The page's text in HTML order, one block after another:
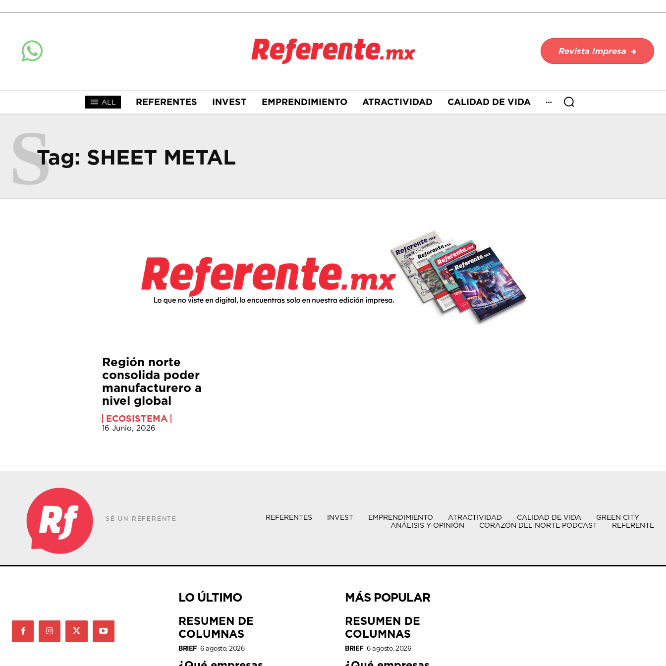
Revista Impresa
ALL REFERENTES INVEST EMPRENDIMIENTO ATRACTIVIDAD CALIDAD DE VIDA
Tag: SHEET METAL
S
Región norte
consolida poder
manufacturero a
nivel global
ECOSISTEMA
16 Junio, 2026
SÉ UN REFERENTE REFERENTES INVEST EMPRENDIMIENTO ATRACTIVIDAD CALIDAD DE VIDA
GREEN CITY
ANÁLISIS Y OPINIÓN
CORAZÓN DEL NORTE PODCAST REFERENTE
LO ÚLTIMO
RESUMEN DE
COLUMNAS
BRIEF 6 agosto, 2026
MÁS POPULAR
RESUMEN DE
COLUMNAS
BRIEF 6 agosto, 2026